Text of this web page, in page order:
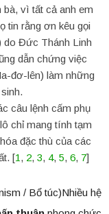
vì tất cả anh em
tin rằng ơn kêu gọi
do Đức Thánh Linh
dẫn chứng việc
đơ-lên) làm những
câu lệnh cấm phụ
chỉ mang tính tạm
đặc thù của các
[1, 2, 3, 4, 5, 6, 7]
/ Bổ túc)Nhiều hệ